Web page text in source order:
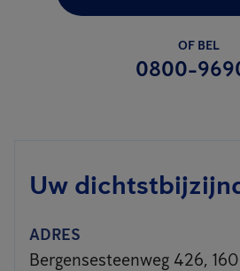
OF BEL
0800-
Uw
ADRES
Bergensesteenweg 426,